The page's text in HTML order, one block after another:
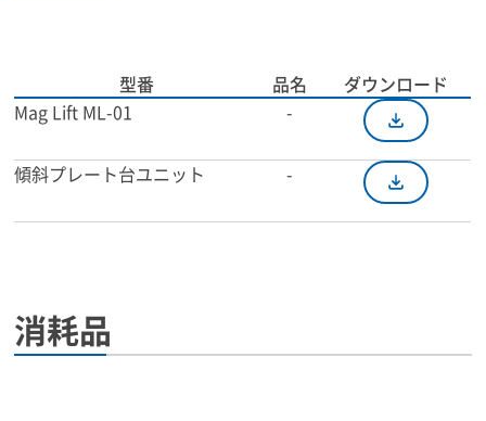
型番 品名
ダウンロード
Mag Lift ML-01
-
傾斜プレート台ユニット -
消耗品